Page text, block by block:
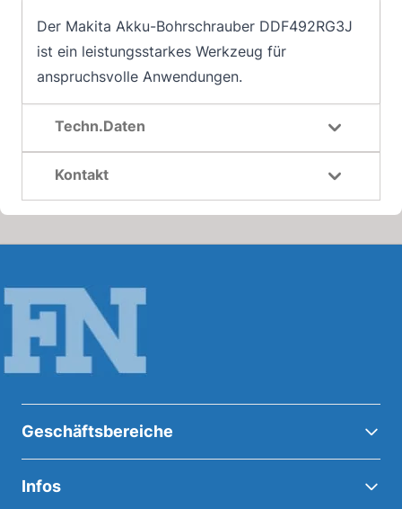
Der Makita Akku-Bohrschrauber DDF492RG3J
ist ein leistungsstarkes Werkzeug für
anspruchsvolle Anwendungen.
Techn.Daten
Kontakt
Geschäftsbereiche
Infos